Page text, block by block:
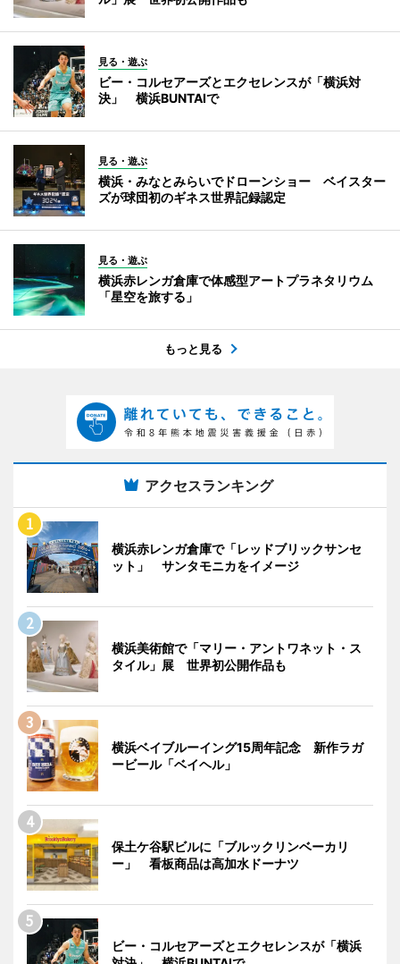
見る・遊ぶ
ビー・コルセアーズとエクセレンスが「横浜対
決」 横浜BUNTAIで
見る・遊ぶ
横浜・みなとみらいでドローンショー ベイスター
ズが球団初のギネス世界記録認定
見る・遊ぶ
横浜赤レンガ倉庫で体感型アートプラネタリウム
「星空を旅する」
もっと見る
アクセスランキング
横浜赤レンガ倉庫で「レッドブリックサンセ
ット」 サンタモニカをイメージ
横浜美術館で「マリー・アントワネット・ス
タイル」展 世界初公開作品も
横浜ベイブルーイング15周年記念 新作ラガ
ービール「ベイヘル」
保土ケ谷駅ビルに「ブルックリンベーカリ
ー」 看板商品は高加水ドーナツ
ビー・コルセアーズとエクセレンスが「横浜